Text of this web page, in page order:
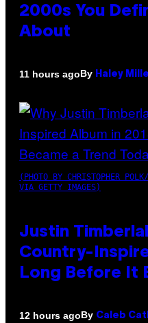
2000s You
About
11 hours agoBy Haley
(PHOTO BY CHRISTOPHER
VIA GETTY IMAGES)
Justin
Country-
Long Before It
12 hours agoBy Caleb